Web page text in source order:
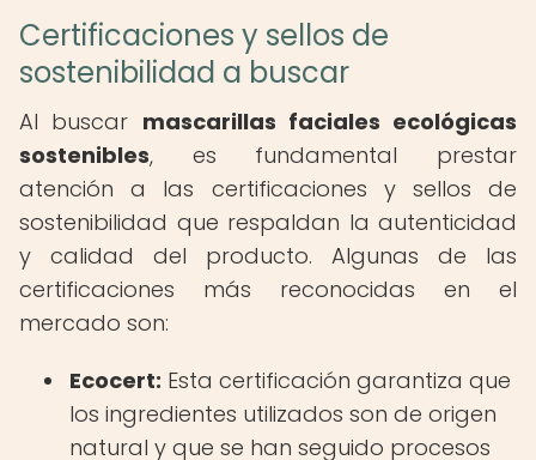
Certificaciones y sellos de
sostenibilidad a buscar
Al buscar mascarillas faciales ecológicas
sostenibles, es fundamental prestar
atención a las certificaciones y sellos de
sostenibilidad que respaldan la autenticidad
y calidad del producto. Algunas de las
certificaciones más reconocidas en el
mercado son:
Ecocert: Esta certificación garantiza que
los ingredientes utilizados son de origen
natural y que se han seguido procesos